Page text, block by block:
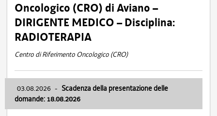
Oncologico (CRO) di Aviano –
DIRIGENTE MEDICO – Disciplina:
RADIOTERAPIA
Centro di Riferimento Oncologico (CRO)
03.08.2026 - Scadenza della presentazione delle
domande: 18.08.2026